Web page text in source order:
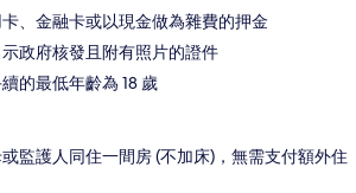
、金融卡或以現金做為雜費的押金
政府核發且附有照片的證件
的最低年齡為 18 歲
監護人同住一間房 (不加床)，無需支付額外住